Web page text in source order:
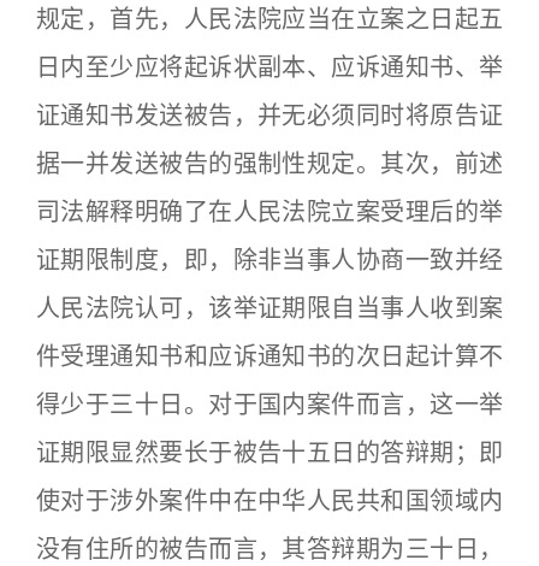
规定，首先，人民法院应当在立案之日起五
日内至少应将起诉状副本、应诉通知书、举
证通知书发送被告，并无必须同时将原告证
据一并发送被告的强制性规定。其次，前述
司法解释明确了在人民法院立案受理后的举
证期限制度，即，除非当事人协商一致并经
人民法院认可，该举证期限自当事人收到案
件受理通知书和应诉通知书的次日起计算不
得少于三十日。对于国内案件而言，这一举
证期限显然要长于被告十五日的答辩期；即
使对于涉外案件中在中华人民共和国领域内
没有住所的被告而言，其答辩期为三十日，